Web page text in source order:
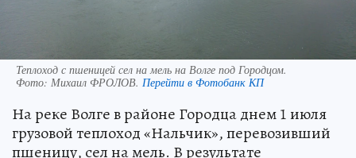
Теплоход с пшеницей сел на мель на Волге под Городцом.
Фото: Михаил ФРОЛОВ. Перейти в Фотобанк КП
На реке Волге в районе Городца днем 1 июля
грузовой теплоход «Нальчик», перевозивший
пшеницу, сел на мель. В результате